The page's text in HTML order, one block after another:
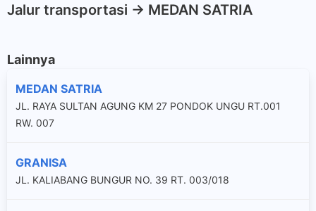
Jalur transportasi -> MEDAN SATRIA
Lainnya
MEDAN SATRIA
JL. RAYA SULTAN AGUNG KM 27 PONDOK UNGU RT.001
RW. 007
GRANISA
JL. KALIABANG BUNGUR NO. 39 RT. 003/018